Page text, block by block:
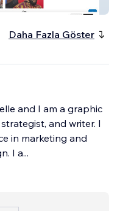
Daha Fazla Göster
and I am a graphic
and writer. I
in marketing and
I a...